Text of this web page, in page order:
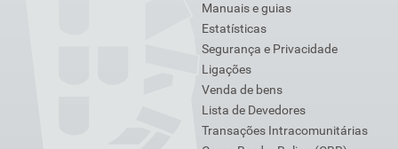
Manuais e guias
Estatísticas
Segurança e Privacidade
Ligações
Venda de bens
Lista de Devedores
Transações Intracomunitárias